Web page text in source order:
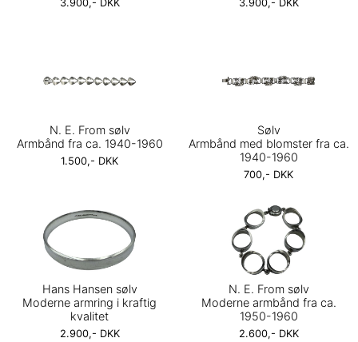
3.900,- DKK 3.900,- DKK
N. E. From sølv
Armbånd fra ca. 1940-1960
1.500,- DKK
Sølv
Armbånd med blomster fra ca.
1940-1960
700,- DKK
Hans Hansen sølv
Moderne armring i kraftig
kvalitet
2.900,- DKK
N. E. From sølv
Moderne armbånd fra ca.
1950-1960
2.600,- DKK